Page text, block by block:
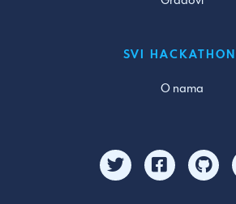
SVI HACKATHONI
O nama